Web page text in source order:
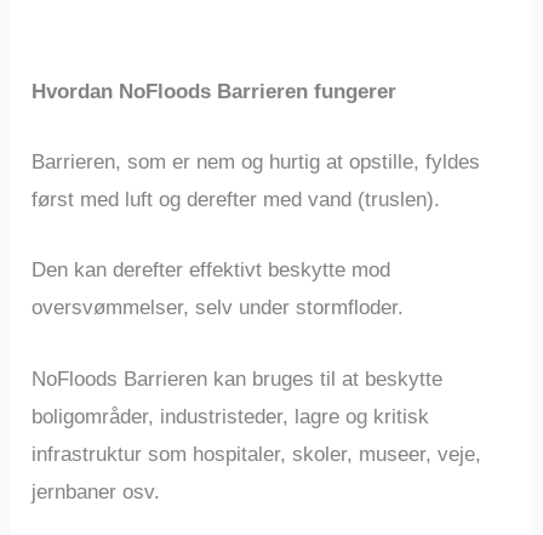
Hvordan NoFloods Barrieren fungerer
Barrieren, som er nem og hurtig at opstille, fyldes
først med luft og derefter med vand (truslen).
Den kan derefter effektivt beskytte mod
oversvømmelser, selv under stormfloder.
NoFloods Barrieren kan bruges til at beskytte
boligområder, industristeder, lagre og kritisk
infrastruktur som hospitaler, skoler, museer, veje,
jernbaner osv.